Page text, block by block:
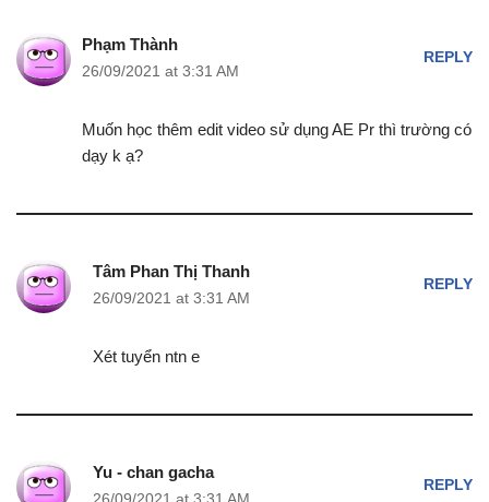
Phạm Thành
26/09/2021 at 3:31 AM
REPLY
Muốn học thêm edit video sử dụng AE Pr thì trường có
dạy k ạ?
Tâm Phan Thị Thanh
26/09/2021 at 3:31 AM
REPLY
Xét tuyển ntn e
Yu - chan gacha
REPLY